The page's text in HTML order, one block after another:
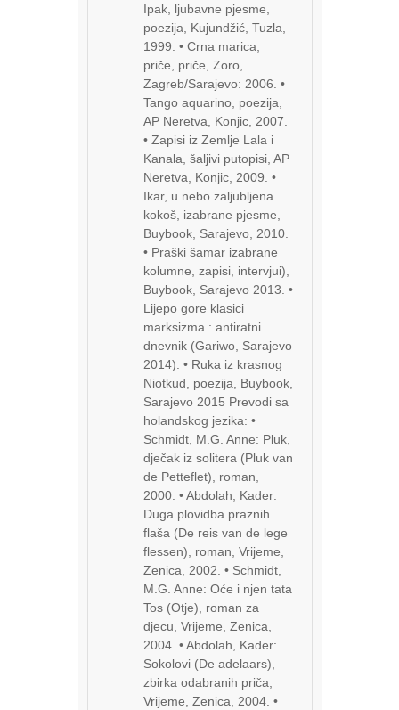
Ipak, ljubavne pjesme,
poezija, Kujundžić, Tuzla,
1999. • Crna marica,
priče, priče, Zoro,
Zagreb/Sarajevo: 2006. •
Tango aquarino, poezija,
AP Neretva, Konjic, 2007.
• Zapisi iz Zemlje Lala i
Kanala, šaljivi putopisi, AP
Neretva, Konjic, 2009. •
Ikar, u nebo zaljubljena
kokoš, izabrane pjesme,
Buybook, Sarajevo, 2010.
• Praški šamar izabrane
kolumne, zapisi, intervjui),
Buybook, Sarajevo 2013. •
Lijepo gore klasici
marksizma : antiratni
dnevnik (Gariwo, Sarajevo
2014). • Ruka iz krasnog
Niotkud, poezija, Buybook,
Sarajevo 2015 Prevodi sa
holandskog jezika: •
Schmidt, M.G. Anne: Pluk,
dječak iz solitera (Pluk van
de Petteflet), roman,
2000. • Abdolah, Kader:
Duga plovidba praznih
flaša (De reis van de lege
flessen), roman, Vrijeme,
Zenica, 2002. • Schmidt,
M.G. Anne: Oće i njen tata
Tos (Otje), roman za
djecu, Vrijeme, Zenica,
2004. • Abdolah, Kader:
Sokolovi (De adelaars),
zbirka odabranih priča,
Vrijeme, Zenica, 2004. •